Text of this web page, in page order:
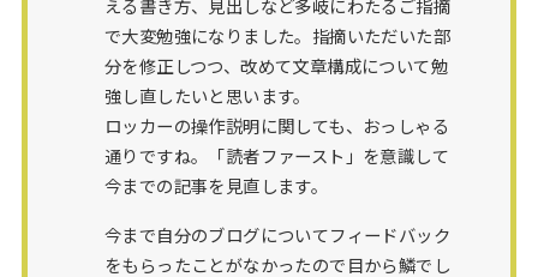
える書き方、見出しなど多岐にわたるご指摘
で大変勉強になりました。指摘いただいた部
分を修正しつつ、改めて文章構成について勉
強し直したいと思います。
ロッカーの操作説明に関しても、おっしゃる
通りですね。「読者ファースト」を意識して
今までの記事を見直します。
今まで自分のブログについてフィードバック
をもらったことがなかったので目から鱗でし